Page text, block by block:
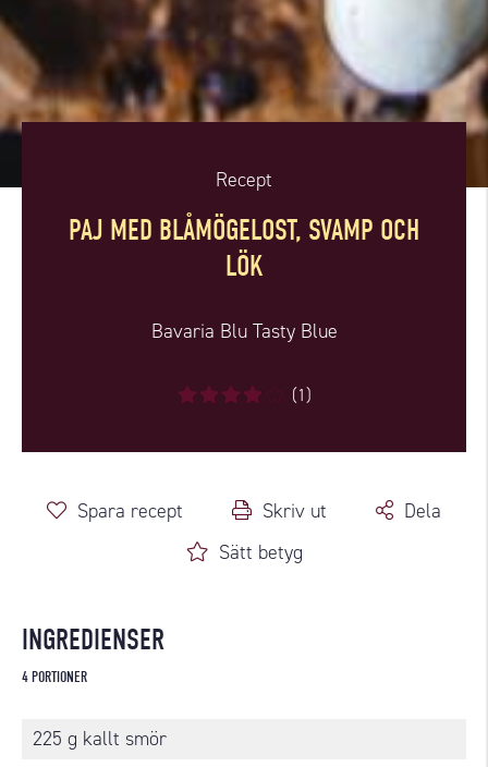
Recept
PAJ MED BLÅMÖGELOST, SVAMP OCH
LÖK
Bavaria Blu Tasty Blue
(1)
Spara recept Skriv ut
Dela
Sätt betyg
INGREDIENSER
4 PORTIONER
225 g kallt smör